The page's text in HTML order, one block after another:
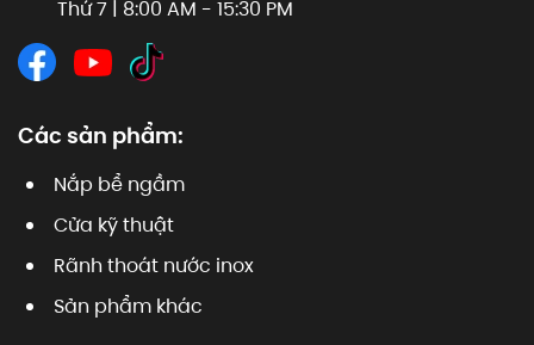
Thứ 7 | 8:00 AM - 15:30 PM
Các sản phẩm:
Nắp bể ngầm
Cửa kỹ thuật
Rãnh thoát nước inox
Sản phẩm khác